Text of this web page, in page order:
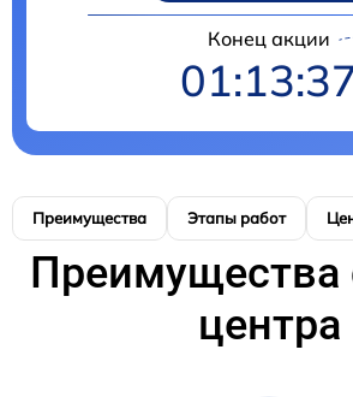
Конец акции
Преимущества Этапы работ
Преимущества
центра